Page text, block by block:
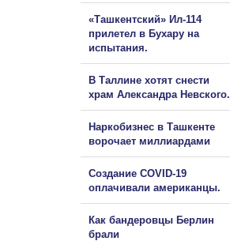
«Ташкентский» Ил-114
прилетел в Бухару на
испытания.
В Таллине хотят снести
храм Александра Невского.
Наркобизнес в Ташкенте
ворочает миллиардами
Создание COVID-19
оплачивали американцы.
Как бандеровцы Берлин
брали